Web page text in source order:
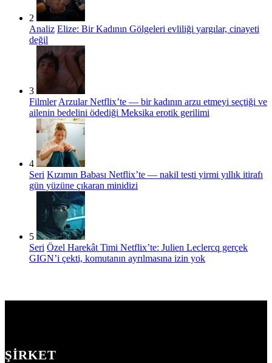
2
Analiz Elize: Bir Kadının Gölgeleri evliliği yargılar, cinayeti
değil
3
Filmler Arzular Netflix’te — bir kadının arzu etmeyi seçtiği ve
ailenin bedelini ödediği Meksika erotik gerilimi
4
Seri Kızımın Babası Netflix’te — nakil testi yirmi yıllık itirafı
gün yüzüne çıkaran minidizi
5
Seri Özel Harekât Timi Netflix’te: Julien Leclercq gerçek
GIGN’i çekti, komutanın ayrılmasına izin yok
ŞIRKET